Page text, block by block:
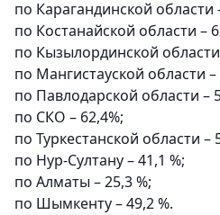
по Карагандинской области
по Костанайской области –
по Кызылординской области
по Мангистауской области –
по Павлодарской области –
по СКО – 62,4%;
по Туркестанской области –
по Нур-Султану – 41,1 %;
по Алматы – 25,3 %;
по Шымкенту – 49,2 %.